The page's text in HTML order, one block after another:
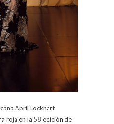
April Lockhart
roja en la 58 edición de